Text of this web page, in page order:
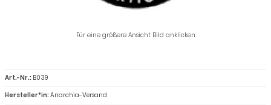
Für eine größere Ansicht Bild anklicken
Art.-Nr.: B039
Hersteller*in:Anarchia-Versand